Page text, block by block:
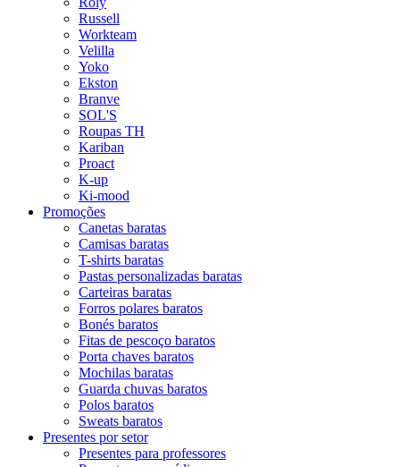
Russell
Workteam
Velilla
Yoko
Ekston
Branve
SOL'S
Roupas TH
Kariban
Proact
K-up
Ki-mood
Promoções
Canetas baratas
Camisas baratas
T-shirts baratas
Pastas personalizadas baratas
Carteiras baratas
Forros polares baratos
Bonés baratos
Fitas de pescoço baratos
Porta chaves baratos
Mochilas baratas
Guarda chuvas baratos
Polos baratos
Sweats baratos
Presentes por setor
Presentes para professores